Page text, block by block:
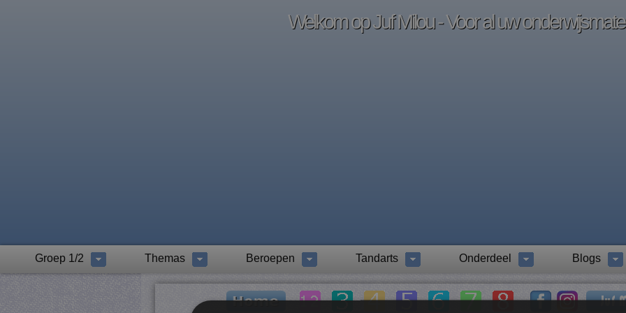
Welkom op Juf Milou - Voor al uw
Groep 1/2 Themas Beroepen Tandarts Onderdeel Blogs